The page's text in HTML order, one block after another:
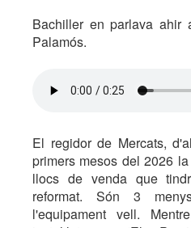
Bachiller en parlava ahir
Palamós.
El regidor de Mercats,
primers mesos del 2026
llocs de venda que
reformat. Són 3
l'equipament vell.